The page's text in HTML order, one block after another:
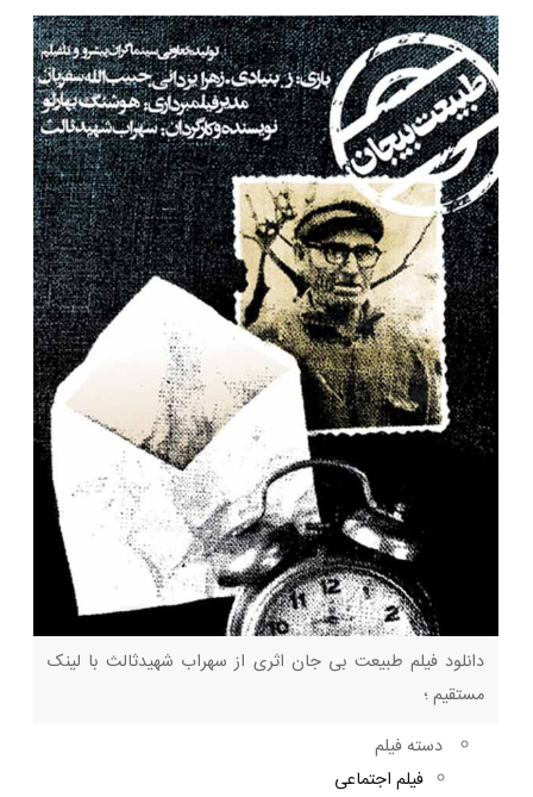
دانلود فیلم طبیعت بی جان اثری از سهراب شهیدثالث با لینک
مستقیم ؛
دسته فیلم
فیلم اجتماعی